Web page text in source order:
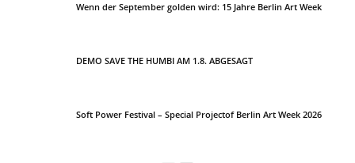
Wenn der September golden wird: 15 Jahre Berlin Art Week
DEMO SAVE THE HUMBI AM 1.8. ABGESAGT
Soft Power Festival – Special Projectof Berlin Art Week 2026